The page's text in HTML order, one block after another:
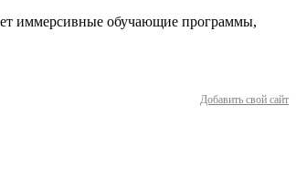
иммерсивные обучающие программы,
Добавить свой сайт